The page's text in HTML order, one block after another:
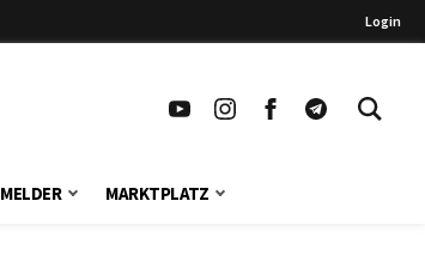
Login
MELDER MARKTPLATZ